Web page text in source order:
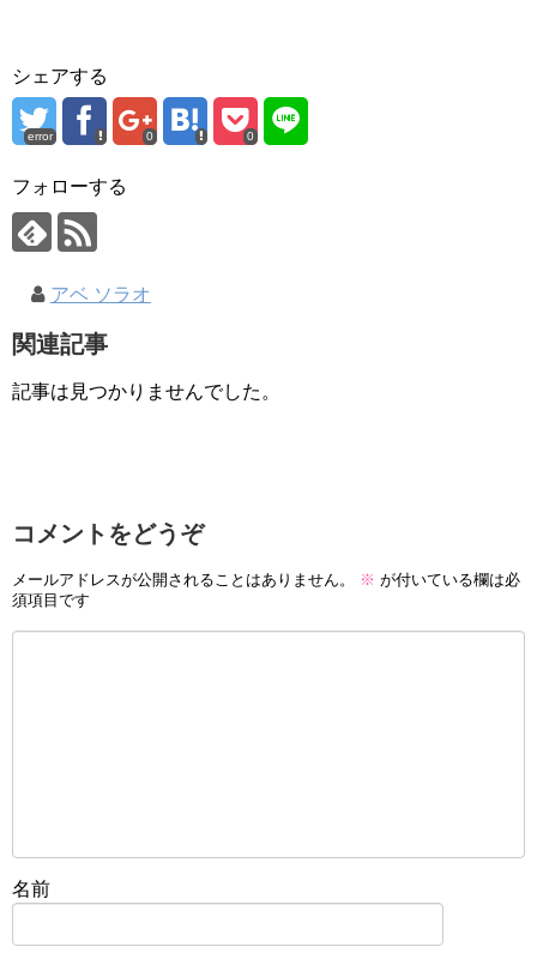
シェアする
error 0 0
フォローする
アベ ソラオ
関連記事
記事は見つかりませんでした。
コメントをどうぞ
メールアドレスが公開されることはありません。 ※ が付いている欄は必
須項目です
名前